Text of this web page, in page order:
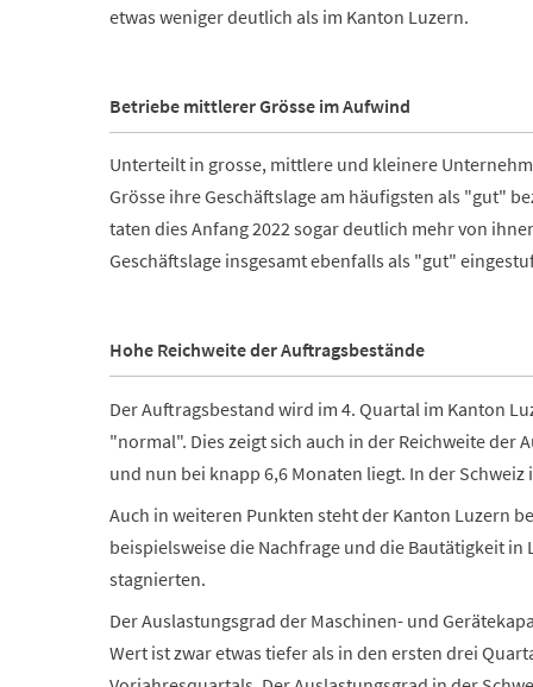
etwas weniger deutlich als im Kanton Luzern.
Betriebe mittlerer Grösse im Aufwind
Unterteilt in grosse, mittlere und kleinere
Grösse ihre Geschäftslage am häufigsten als "gut"
taten dies Anfang 2022 sogar deutlich mehr von
Geschäftslage insgesamt ebenfalls als "gut"
Hohe Reichweite der Auftragsbestände
Der Auftragsbestand wird im 4. Quartal im Kanton
"normal". Dies zeigt sich auch in der Reichweite der
und nun bei knapp 6,6 Monaten liegt. In der Schweiz
Auch in weiteren Punkten steht der Kanton Luzern
beispielsweise die Nachfrage und die Bautätigkeit
stagnierten.
Der Auslastungsgrad der Maschinen- und
Wert ist zwar etwas tiefer als in den ersten drei